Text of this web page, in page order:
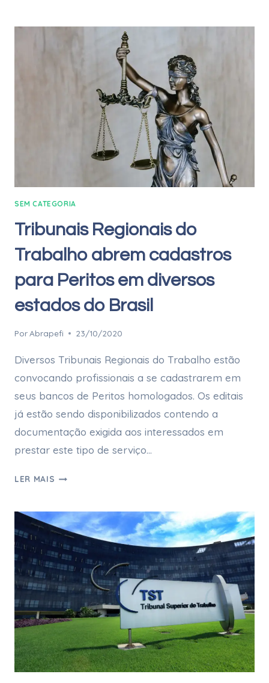
SEM CATEGORIA
Tribunais Regionais do
Trabalho abrem cadastros
para Peritos em diversos
estados do Brasil
PorAbrapefi 23/10/2020
Diversos Tribunais Regionais do Trabalho estão
convocando profissionais a se cadastrarem em
seus bancos de Peritos homologados. Os editais
já estão sendo disponibilizados contendo a
documentação exigida aos interessados em
prestar este tipo de serviço…
LER MAIS